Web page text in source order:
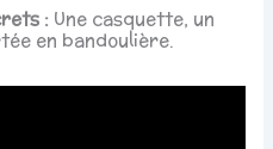
: Une casquette, un
en bandoulière.